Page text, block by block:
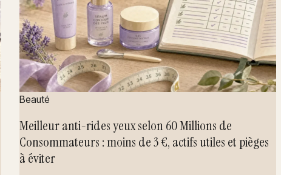
Beauté
Meilleur anti-rides yeux selon 60 Millions de
Consommateurs : moins de 3 €, actifs utiles et pièges
à éviter